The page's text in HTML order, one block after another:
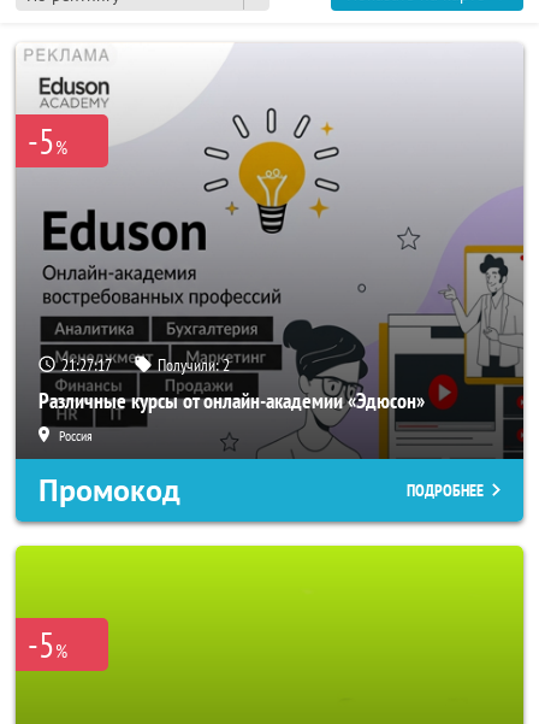
-5%
21:27:14 Получили:2
Различные курсы от онлайн-академии «Эдюсон»
Россия
Промокод ПОДРОБНЕЕ
-5%